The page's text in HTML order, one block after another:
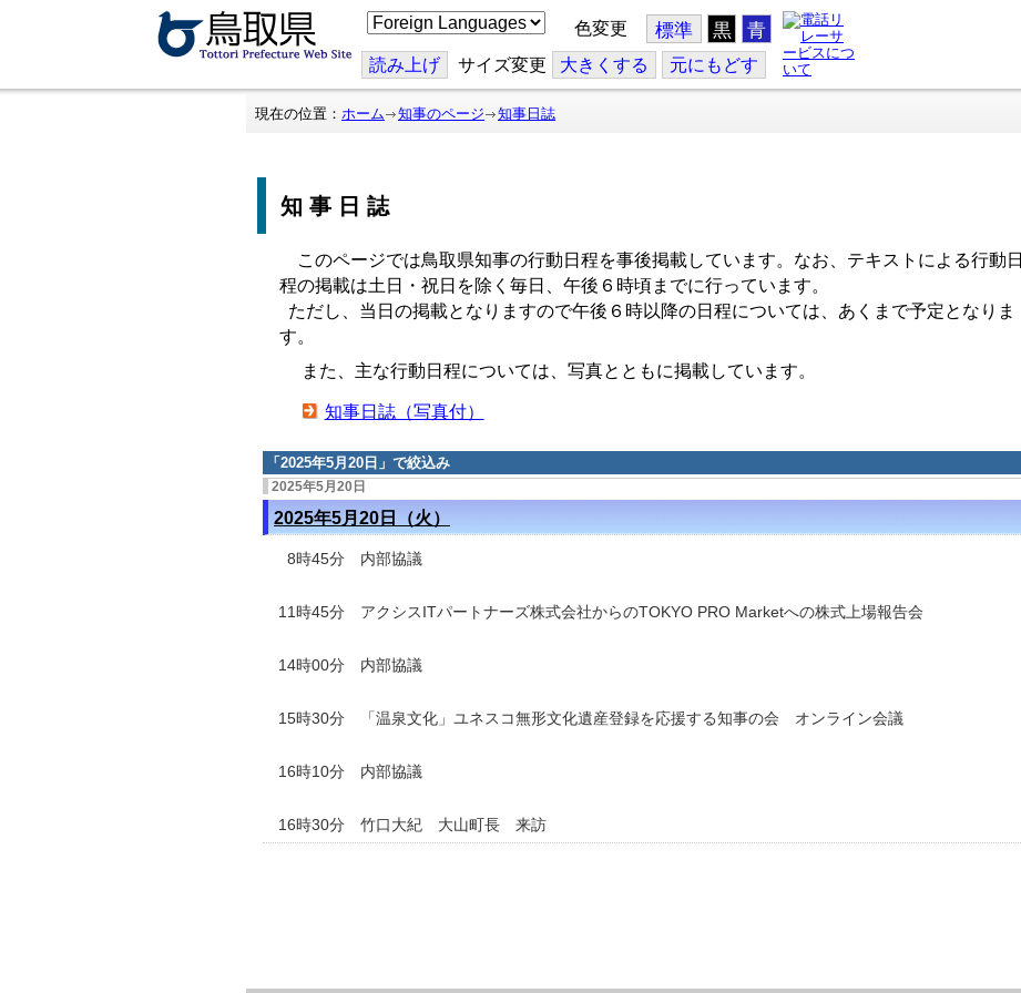
こ
の
ジ
を
翻
色変更 標準 黒 青
読み上げ サイズ変更 大きくする 元にもどす
現在の位置： ホーム 知事のページ 知事日誌
知事日誌
このページでは鳥取県知事の行動日程を事後掲載しています。なお、テキストによる行動日
程の掲載は土日・祝日を除く毎日、午後６時頃までに行っています。
ただし、当日の掲載となりますので午後６時以降の日程については、あくまで予定となりま
す。
また、主な行動日程については、写真とともに掲載しています。
知事日誌（写真付）
「 2025年5月20日 」で絞込み
2025年5月20日
2025年5月20日（火）
8時45分 内部協議
11時45分 アクシスITパートナーズ株式会社からのTOKYO PRO Marketへの株式上場報告会
14時00分 内部協議
15時30分 「温泉文化」ユネスコ無形文化遺産登録を応援する知事の会 オンライン会議
16時10分 内部協議
16時30分 竹口大紀 大山町長 来訪